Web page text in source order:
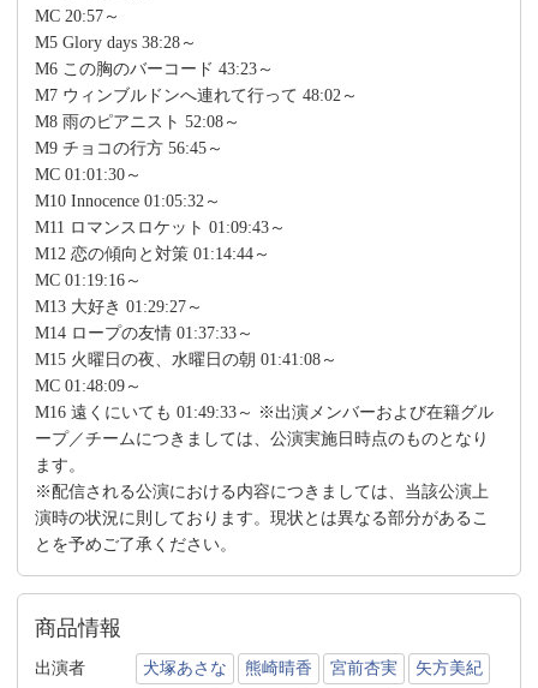
MC 20:57～
M5 Glory days 38:28～
M6 この胸のバーコード 43:23～
M7 ウィンブルドンへ連れて行って 48:02～
M8 雨のピアニスト 52:08～
M9 チョコの行方 56:45～
MC 01:01:30～
M10 Innocence 01:05:32～
M11 ロマンスロケット 01:09:43～
M12 恋の傾向と対策 01:14:44～
MC 01:19:16～
M13 大好き 01:29:27～
M14 ロープの友情 01:37:33～
M15 火曜日の夜、水曜日の朝 01:41:08～
MC 01:48:09～
M16 遠くにいても 01:49:33～ ※出演メンバーおよび在籍グル
ープ／チームにつきましては、公演実施日時点のものとなり
ます。
※配信される公演における内容につきましては、当該公演上
演時の状況に則しております。現状とは異なる部分があるこ
とを予めご了承ください。
商品情報
出演者 犬塚あさな 熊崎晴香 宮前杏実 矢方美紀